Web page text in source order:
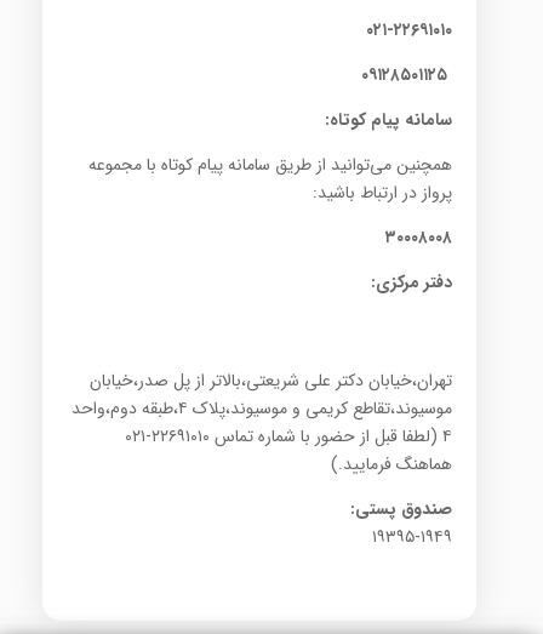
۰۲۱-۲۲۶۹۱۰۱۰
سامانه پیام کوتاه:
همچنین می‌توانید از طریق سامانه پیام کوتاه با مجموعه
پرواز در ارتباط باشید:
۳۰۰۰۸۰۰۸
دفتر مرکزی:
تهران،خیابان دکتر علی شریعتی،بالاتر از پل صدر،خیابان
موسیوند،تقاطع کریمی و موسیوند،پلاک ۴،طبقه دوم،واحد
۴ (لطفا قبل از حضور با شماره تماس ۲۲۶۹۱۰۱۰-۰۲۱
هماهنگ فرمایید.)
صندوق پستی:
۱۹۳۹۵-۱۹۴۹